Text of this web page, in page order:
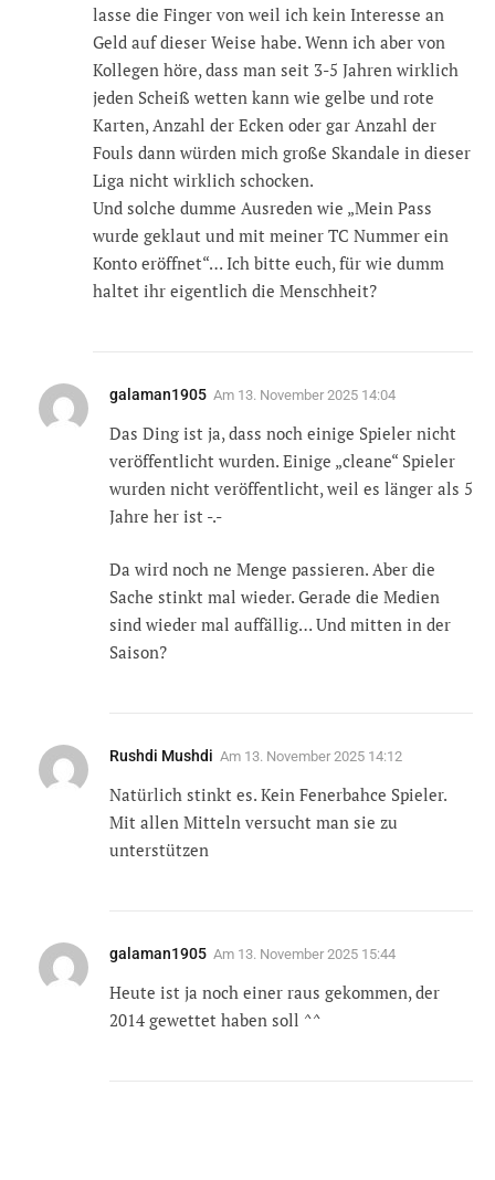
lasse die Finger von weil ich kein Interesse an
Geld auf dieser Weise habe. Wenn ich aber von
Kollegen höre, dass man seit 3-5 Jahren wirklich
jeden Scheiß wetten kann wie gelbe und rote
Karten, Anzahl der Ecken oder gar Anzahl der
Fouls dann würden mich große Skandale in dieser
Liga nicht wirklich schocken.
Und solche dumme Ausreden wie „Mein Pass
wurde geklaut und mit meiner TC Nummer ein
Konto eröffnet“… Ich bitte euch, für wie dumm
haltet ihr eigentlich die Menschheit?
galaman1905 Am 13. November 2025 14:04
Das Ding ist ja, dass noch einige Spieler nicht
veröffentlicht wurden. Einige „cleane“ Spieler
wurden nicht veröffentlicht, weil es länger als 5
Jahre her ist -.-
Da wird noch ne Menge passieren. Aber die
Sache stinkt mal wieder. Gerade die Medien
sind wieder mal auffällig… Und mitten in der
Saison?
Rushdi Mushdi Am 13. November 2025 14:12
Natürlich stinkt es. Kein Fenerbahce Spieler.
Mit allen Mitteln versucht man sie zu
unterstützen
galaman1905 Am 13. November 2025 15:44
Heute ist ja noch einer raus gekommen, der
2014 gewettet haben soll ^^